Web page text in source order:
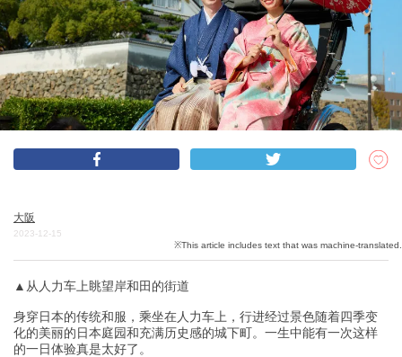
特色主题
简体中文
USD
招募旅游作家
大阪
2023-12-15
▲从人力车上眺望岸和田的街道
身穿日本的传统和服，乘坐在人力车上，行进经过景色随着四季变
化的美丽的日本庭园和充满历史感的城下町。一生中能有一次这样
的一日体验真是太好了。